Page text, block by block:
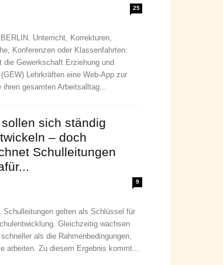
25
Unterricht, Korrekturen,
Konferenzen oder Klassenfahrten:
die Gewerkschaft Erziehung und
Lehrkräften eine Web-App zur
ihren gesamten Arbeitsalltag...
sich ständig
– doch
Schulleitungen
9
Schulleitungen gelten als Schlüssel für
Gleichzeitig wachsen
als die Rahmenbedingungen,
arbeiten. Zu diesem Ergebnis kommt...